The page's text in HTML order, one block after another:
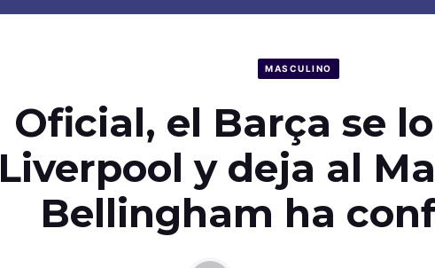
MASCULINO
Oficial, el Barça se
Liverpool y deja al
Bellingham ha